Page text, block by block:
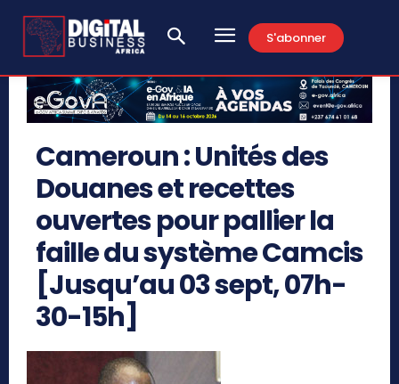
S'abonner
Cameroun : Unités des
Douanes et recettes
ouvertes pour pallier la
faille du système Camcis
[Jusqu’au 03 sept, 07h-
30-15h]